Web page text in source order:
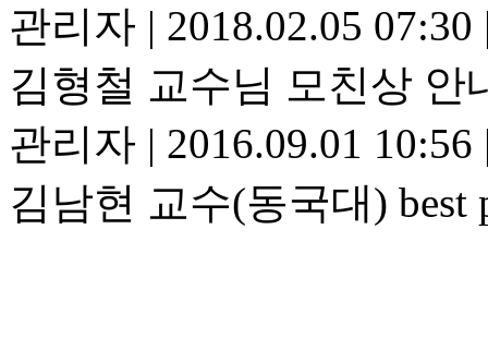
관리자 | 2018.02.05 07:30
김형철 교수님 모친상 안
관리자 | 2016.09.01 10:56
김남현 교수(동국대) best